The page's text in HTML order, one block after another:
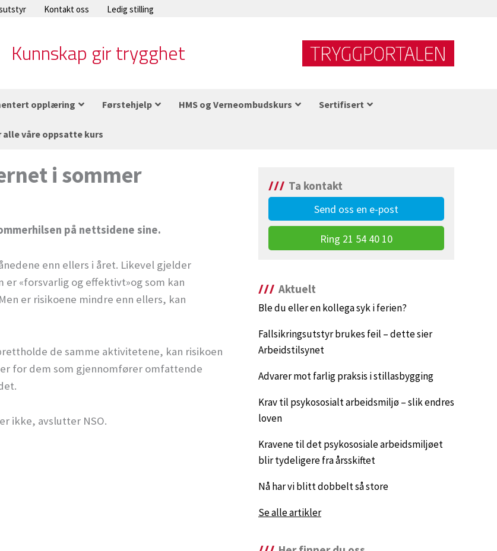
Kontakt oss Ledig stilling
Kunnskap gir trygghet
opplæring Førstehjelp HMS og Verneombudskurs Sertifisert
alle våre oppsatte kurs
i sommer
på nettsidene sine.
enn ellers i året. Likevel gjelder
«forsvarlig og effektivt»og som kan
er risikoene mindre enn ellers, kan
de samme aktivitetene, kan risikoen
for dem som gjennomfører omfattende
ikke, avslutter NSO.
Ta kontakt
Send oss en e-post
Ring 21 54 40 10
Aktuelt
Ble du eller en kollega syk i ferien?
Fallsikringsutstyr brukes feil – dette sier
Arbeidstilsynet
Advarer mot farlig praksis i stillasbygging
Krav til psykososialt arbeidsmiljø – slik endres
loven
Kravene til det psykososiale arbeidsmiljøet
blir tydeligere fra årsskiftet
Nå har vi blitt dobbelt så store
Se alle artikler